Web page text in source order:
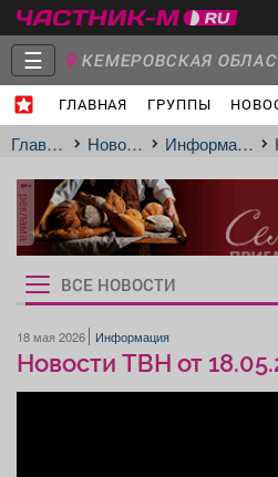
☰ КЕМЕРОВСКАЯ
МЕЖДУРЕЧЕНСК- Ваш
ГЛАВНАЯ ГРУППЫ
Главная
Группы
Объявления
Главная Новости Информация
реклама
Рукбрики
новостей
ВСЕ НОВОСТИ
18 мая 2026 Информация
Новости ТВН от